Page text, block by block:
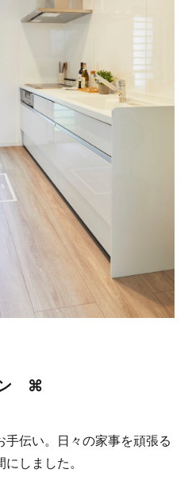
ン ⌘
伝い。日々の家事を頑張る
しました。